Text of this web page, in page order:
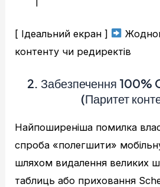
[ Ідеальний екран ]
контенту чи редиректів
2. Забезпечення
(Паритет
Найпоширеніша помилка
спроба «полегшити»
шляхом видалення великих
таблиць або приховання